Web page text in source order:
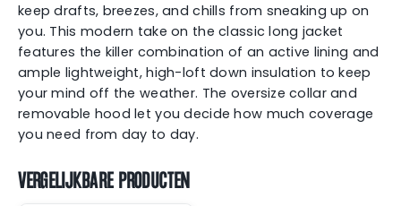
keep drafts, breezes, and chills from sneaking up on
you. This modern take on the classic long jacket
features the killer combination of an active lining and
ample lightweight, high-loft down insulation to keep
your mind off the weather. The oversize collar and
removable hood let you decide how much coverage
you need from day to day.
VERGELIJKBARE PRODUCTEN